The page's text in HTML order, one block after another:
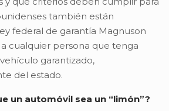
también están
federal de garantía Magnuson
cualquier persona que tenga
garantizado,
del estado.
un automóvil sea un “limón”?